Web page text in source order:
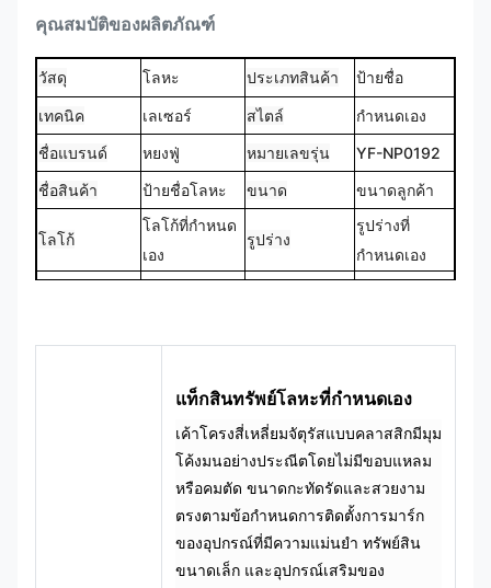
คุณสมบัติของผลิตภัณฑ์
วัสดุ โลหะ ประเภทสินค้า ป้ายชื่อ
เทคนิค เลเซอร์ สไตล์
กำหนดเอง
ชื่อแบรนด์
หยงฟู่ หมายเลขรุ่น
YF-NP0192
ชื่อสินค้า
ป้ายชื่อโลหะ ขนาด ขนาดลูกค้า
โลโก้
โลโก้ที่กำหนด
เอง
รูปร่าง
รูปร่างที่
กำหนดเอง
ฯลฯ
แท็กสินทรัพย์โลหะที่กำหนดเอง
เค้าโครงสี่เหลี่ยมจัตุรัสแบบคลาสสิกมีมุม
โค้งมนอย่างประณีตโดยไม่มีขอบแหลม
หรือคมตัด ขนาดกะทัดรัดและสวยงาม
ตรงตามข้อกำหนดการติดตั้งการมาร์ก
ของอุปกรณ์ที่มีความแม่นยำ ทรัพย์สิน
ขนาดเล็ก และอุปกรณ์เสริมของ